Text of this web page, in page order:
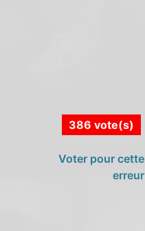
386 vote(s)
Voter pour cette
erreur